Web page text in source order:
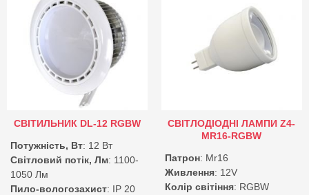
СВІТИЛЬНИК DL-12 RGBW
Потужність, Вт: 12 Вт
Світловий потік, Лм: 1100-
1050 Лм
Пило-вологозахист: IP 20
СВІТЛОДІОДНІ ЛАМПИ Z4-
MR16-RGBW
Патрон: Mr16
Живлення: 12V
Колір світіння: RGBW